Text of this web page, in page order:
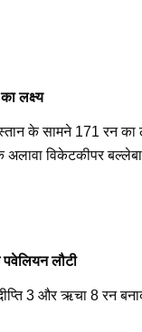
लक्ष्य
के सामने 171 रन
अलावा विकेटकीपर
लौटी
3 और ऋचा 8 रन